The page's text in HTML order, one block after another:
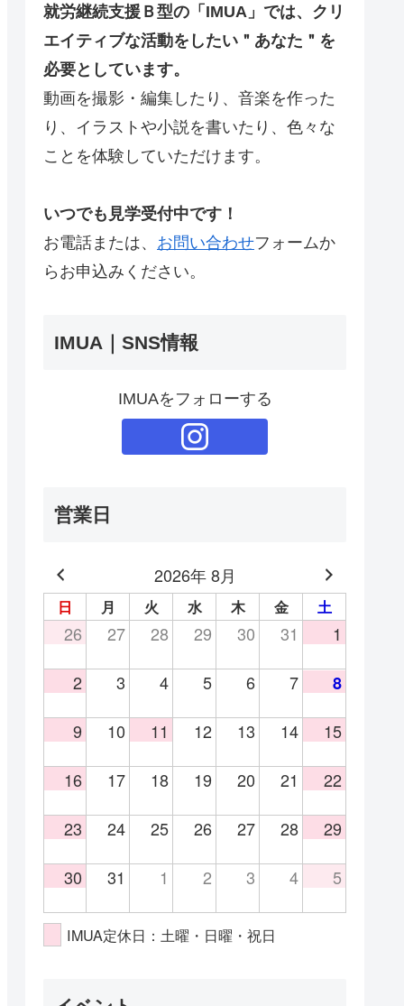
就労継続支援Ｂ型の「IMUA」では、クリ
エイティブな活動をしたい＂あなた＂を
必要としています。
動画を撮影・編集したり、音楽を作った
り、イラストや小説を書いたり、色々な
ことを体験していただけます。
いつでも見学受付中です！
お電話または、 お問い合わせフォームか
らお申込みください。
IMUA｜SNS情報
IMUAをフォローする
営業日
2026年 8月
日 月 火 水 木 金 土
26 27 28 29 30 31 1
2 3 4 5 6 7 8
9 10 11 12 13 14 15
16 17 18 19 20 21 22
23 24 25 26 27 28 29
30 31 1 2 3 4 5
IMUA定休日：土曜・日曜・祝日